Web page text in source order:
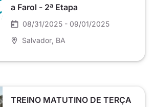
a Farol - 2ª Etapa
08/31/2025 - 09/01/2025
Salvador , BA
TREINO MATUTINO DE TERÇA